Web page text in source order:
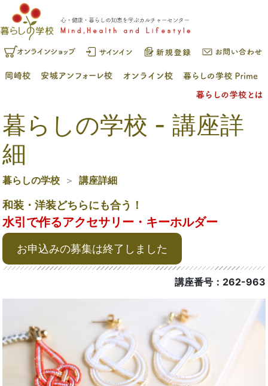
暮らしの学校 - 講座詳
細
暮らしの学校 講座詳細
和装・洋装どちらにも合う！
水引で作るアクセサリー・キーホルダー
お申込みの募集は終了しました
講座番号：262-963